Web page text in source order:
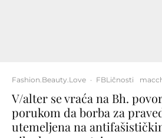
Fashion.Beauty.Love · FBLičnosti
V/alter se vraća na Bh.
porukom da borba za
utemeljena na